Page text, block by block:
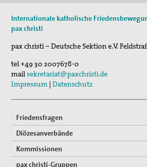
Internationale katholische
pax christi
pax christi – Deutsche Sektion e.V.
tel+49 30 2007678-0
mailsekretariat@paxchristi.de
Impressum |Datenschutz
Friedensfragen
Diözesanverbände
Kommissionen
pax christi-Gruppen